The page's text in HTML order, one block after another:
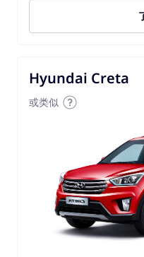
Hyundai Creta
或类似